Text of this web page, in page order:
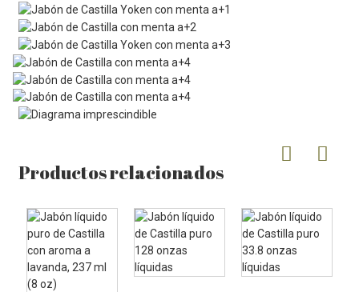
Productos relacionados